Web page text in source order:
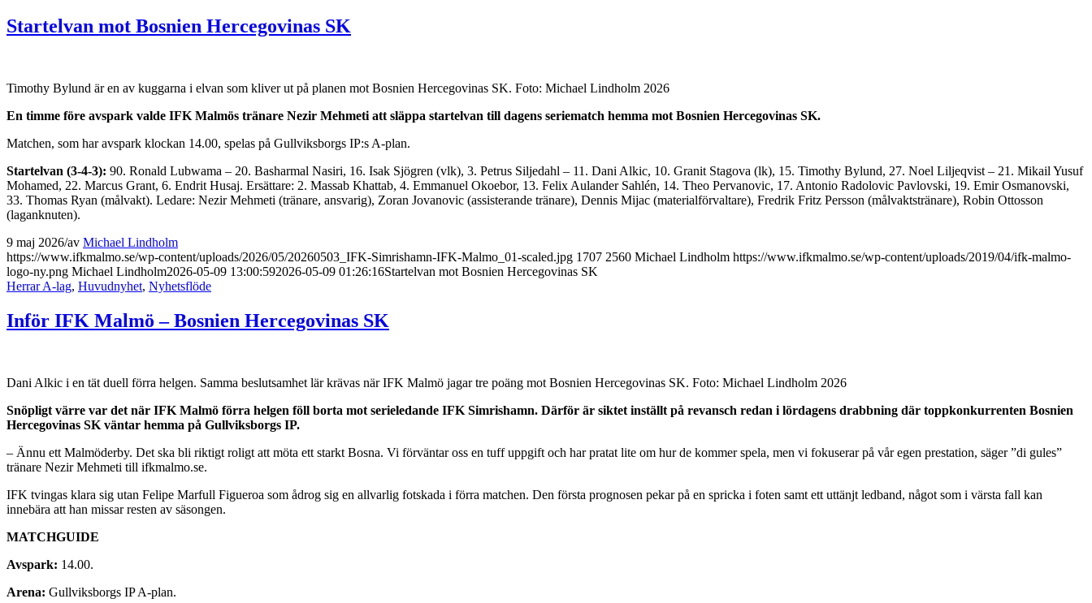
Startelvan mot Bosnien Hercegovinas SK
Timothy Bylund är en av kuggarna i elvan som kliver ut på planen mot Bosnien Hercegovinas SK. Foto: Michael Lindholm 2026
En timme före avspark valde IFK Malmös tränare Nezir Mehmeti att släppa startelvan till dagens seriematch hemma mot Bosnien Hercegovinas SK.
Matchen, som har avspark klockan 14.00, spelas på Gullviksborgs IP:s A-plan.
Startelvan (3-4-3): 90. Ronald Lubwama – 20. Basharmal Nasiri, 16. Isak Sjögren (vlk), 3. Petrus Siljedahl – 11. Dani Alkic, 10. Granit Stagova (lk), 15. Timothy Bylund, 27. Noel Liljeqvist – 21. Mikail Yusuf
Mohamed, 22. Marcus Grant, 6. Endrit Husaj. Ersättare: 2. Massab Khattab, 4. Emmanuel Okoebor, 13. Felix Aulander Sahlén, 14. Theo Pervanovic, 17. Antonio Radolovic Pavlovski, 19. Emir Osmanovski,
33. Thomas Ryan (målvakt). Ledare: Nezir Mehmeti (tränare, ansvarig), Zoran Jovanovic (assisterande tränare), Dennis Mijac (materialförvaltare), Fredrik Fritz Persson (målvaktstränare), Robin Ottosson
(laganknuten).
9 maj 2026/av Michael Lindholm
https://www.ifkmalmo.se/wp-content/uploads/2026/05/20260503_IFK-Simrishamn-IFK-Malmo_01-scaled.jpg 1707 2560 Michael Lindholm https://www.ifkmalmo.se/wp-content/uploads/2019/04/ifk-malmo-
logo-ny.png Michael Lindholm2026-05-09 13:00:592026-05-09 01:26:16Startelvan mot Bosnien Hercegovinas SK
Herrar A-lag, Huvudnyhet, Nyhetsflöde
Inför IFK Malmö – Bosnien Hercegovinas SK
Dani Alkic i en tät duell förra helgen. Samma beslutsamhet lär krävas när IFK Malmö jagar tre poäng mot Bosnien Hercegovinas SK. Foto: Michael Lindholm 2026
Snöpligt värre var det när IFK Malmö förra helgen föll borta mot serieledande IFK Simrishamn. Därför är siktet inställt på revansch redan i lördagens drabbning där toppkonkurrenten Bosnien
Hercegovinas SK väntar hemma på Gullviksborgs IP.
– Ännu ett Malmöderby. Det ska bli riktigt roligt att möta ett starkt Bosna. Vi förväntar oss en tuff uppgift och har pratat lite om hur de kommer spela, men vi fokuserar på vår egen prestation, säger ”di gules”
tränare Nezir Mehmeti till ifkmalmo.se.
IFK tvingas klara sig utan Felipe Marfull Figueroa som ådrog sig en allvarlig fotskada i förra matchen. Den första prognosen pekar på en spricka i foten samt ett uttänjt ledband, något som i värsta fall kan
innebära att han missar resten av säsongen.
MATCHGUIDE
Avspark: 14.00.
Arena: Gullviksborgs IP A-plan.